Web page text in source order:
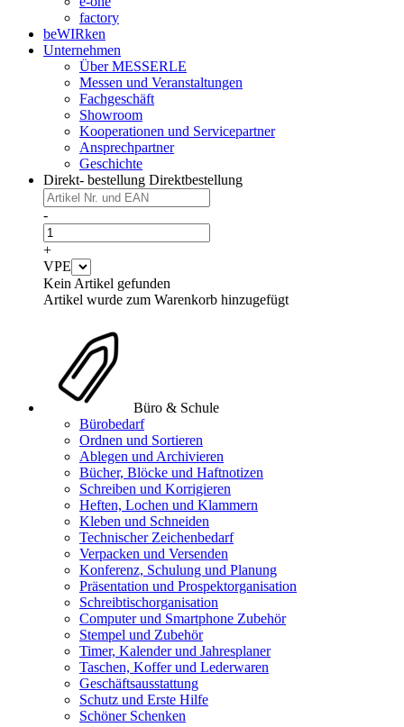
factory
beWIRken
Unternehmen
Über MESSERLE
Messen und Veranstaltungen
Fachgeschäft
Showroom
Kooperationen und Servicepartner
Ansprechpartner
Geschichte
Direkt- bestellung Direktbestellung
-
+
VPE
Kein Artikel gefunden
Artikel wurde zum Warenkorb hinzugefügt
Büro & Schule
Bürobedarf
Ordnen und Sortieren
Ablegen und Archivieren
Bücher, Blöcke und Haftnotizen
Schreiben und Korrigieren
Heften, Lochen und Klammern
Kleben und Schneiden
Technischer Zeichenbedarf
Verpacken und Versenden
Konferenz, Schulung und Planung
Präsentation und Prospektorganisation
Schreibtischorganisation
Computer und Smartphone Zubehör
Stempel und Zubehör
Timer, Kalender und Jahresplaner
Taschen, Koffer und Lederwaren
Geschäftsausstattung
Schutz und Erste Hilfe
Schöner Schenken